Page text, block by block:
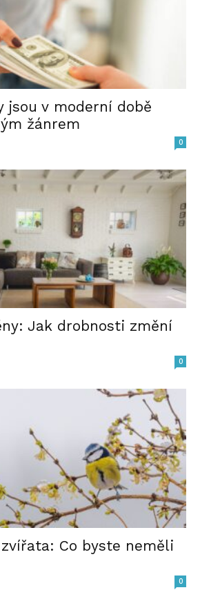
jsou v moderní době
žánrem
0
Jak drobnosti změní
0
Co byste neměli
0